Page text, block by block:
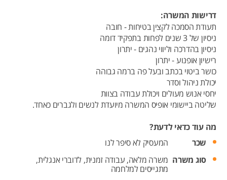
דרישות המשרה:
תעודת הסמכה לקצין בטיחות - חובה
ניסיון של 3 שנים לפחות בתפקיד דומה
ניסיון בהדרכה וליווי נהגים - יתרון
רישיון אופנוע - יתרון
כושר ביטוי בכתב ובעל פה ברמה גבוהה
יכולת ניהול וסדר
יחסי אנוש מעולים ויכולת עבודה בצוות
שליטה ביישומי אופיס המשרה מיועדת לנשים ולגברים כאחד.
מה עוד כדאי לדעת?
שכר
המעסיק לא סיפר לנו
סוג משרה משרה מלאה, עבודה זמנית, לדוברי אנגלית,
מתגייסים למלחמה